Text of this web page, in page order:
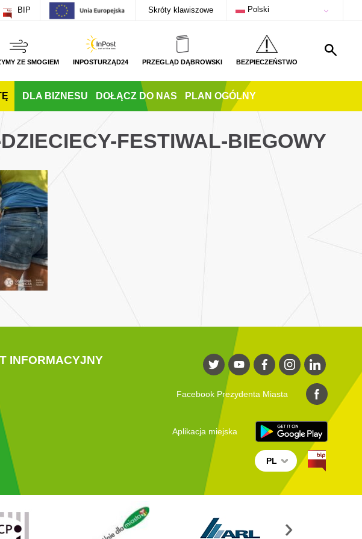
czcionki
rozmiar czcionki
BIP Skróty klawiszowe Polski
ZE SMOGIEM INPOSTURZĄD24 PRZEGLĄD DĄBROWSKI BEZPIECZEŃSTWO
DLA BIZNESU DOŁĄCZ DO NAS PLAN OGÓLNY
FESTIWAL-BIEGOWY
INFORMACYJNY
Facebook Prezydenta Miasta
Aplikacja miejska
PL